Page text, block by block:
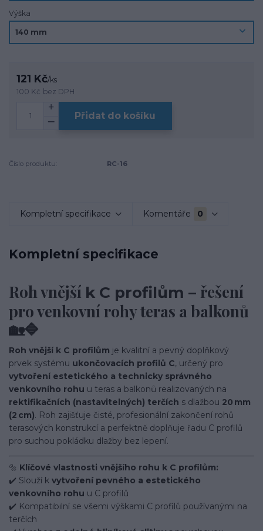
Výška
121 Kč/ks
100 Kč bez DPH
Přidat do košíku
Číslo produktu: RC-16
Kompletní specifikace Komentáře 0
Kompletní specifikace
Roh vnější k C profilům – řešení
pro venkovní rohy teras a balkonů
🏡🔷
Roh vnější k C profilům je kvalitní a pevný doplňkový
prvek systému ukončovacích profilů C, určený pro
vytvoření estetického a technicky správného
venkovního rohu u teras a balkonů realizovaných na
rektifikačních (nastavitelných) terčích s dlažbou 20 mm
(2 cm). Roh zajišťuje čisté, profesionální zakončení rohů
terasových konstrukcí a perfektně doplňuje řadu C profilů
pro suchou pokládku dlažby bez lepení.
🔩 Klíčové vlastnosti vnějšího rohu k C profilům:
✔️ Slouží k vytvoření pevného a estetického
venkovního rohu u C profilů
✔️ Kompatibilní se všemi výškami C profilů používanými na
terčích